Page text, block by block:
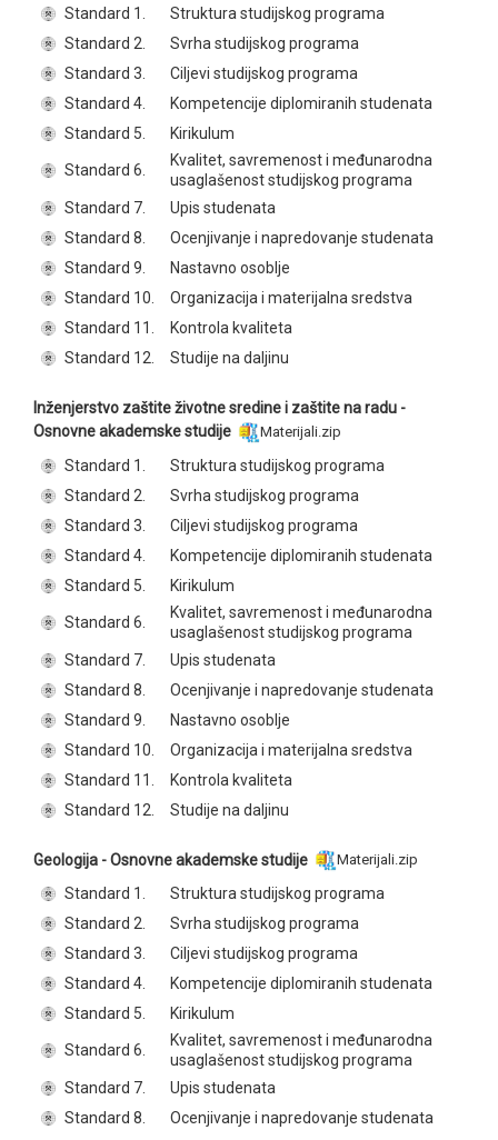
Standard 1.
Struktura studijskog programa
Standard 2.
Svrha studijskog programa
Standard 3.
Ciljevi studijskog programa
Standard 4.
Kompetencije diplomiranih studenata
Standard 5.
Kirikulum
Standard 6.
Kvalitet, savremenost i međunarodna
usaglašenost studijskog programa
Standard 7.
Upis studenata
Standard 8.
Ocenjivanje i napredovanje studenata
Standard 9.
Nastavno osoblje
Standard 10.
Organizacija i materijalna sredstva
Standard 11.
Kontrola kvaliteta
Standard 12.
Studije na daljinu
Inženjerstvo zaštite životne sredine i zaštite na radu -
Osnovne akademske studije
Materijali.zip
Standard 1.
Struktura studijskog programa
Standard 2.
Svrha studijskog programa
Standard 3.
Ciljevi studijskog programa
Standard 4.
Kompetencije diplomiranih studenata
Standard 5.
Kirikulum
Standard 6.
Kvalitet, savremenost i međunarodna
usaglašenost studijskog programa
Standard 7.
Upis studenata
Standard 8.
Ocenjivanje i napredovanje studenata
Standard 9.
Nastavno osoblje
Standard 10.
Organizacija i materijalna sredstva
Standard 11.
Kontrola kvaliteta
Standard 12.
Studije na daljinu
Geologija - Osnovne akademske studije Materijali.zip
Standard 1.
Struktura studijskog programa
Standard 2.
Svrha studijskog programa
Standard 3.
Ciljevi studijskog programa
Standard 4.
Kompetencije diplomiranih studenata
Standard 5.
Kirikulum
Standard 6.
Kvalitet, savremenost i međunarodna
usaglašenost studijskog programa
Standard 7.
Upis studenata
Standard 8.
Ocenjivanje i napredovanje studenata